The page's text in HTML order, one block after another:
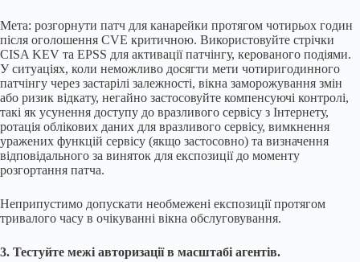
Мета: розгорнути патч для канарейки протягом чотирьох годин
після оголошення CVE критичною. Використовуйте стрічки
CISA KEV та EPSS для активації патчінгу, керованого подіями.
У ситуаціях, коли неможливо досягти мети чотиригодинного
патчінгу через застарілі залежності, вікна заморожування змін
або ризик відкату, негайно застосовуйте компенсуючі контролі,
такі як усунення доступу до вразливого сервісу з Інтернету,
ротація облікових даних для вразливого сервісу, вимкнення
уражених функцій сервісу (якщо застосовно) та визначення
відповідального за виняток для експозиції до моменту
розгортання патча.
Неприпустимо допускати необмежені експозиції протягом
тривалого часу в очікуванні вікна обслуговування.
3. Тестуйте межі авторизації в масштабі агентів.